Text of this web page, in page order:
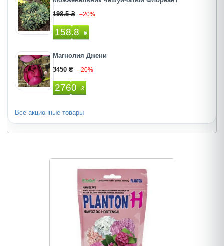
198.5 ₴ –20%
158.8 ₴
Магнолия Джени
3450 ₴ –20%
2760 ₴
Все акционные товары